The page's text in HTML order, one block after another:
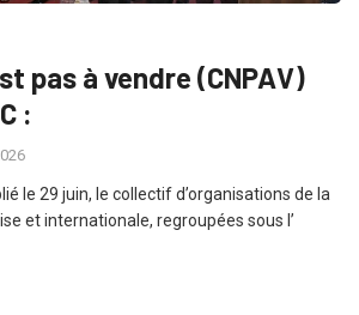
pas à vendre (CNPAV)
:
le 29 juin, le collectif d’organisations de la
et internationale, regroupées sous l’